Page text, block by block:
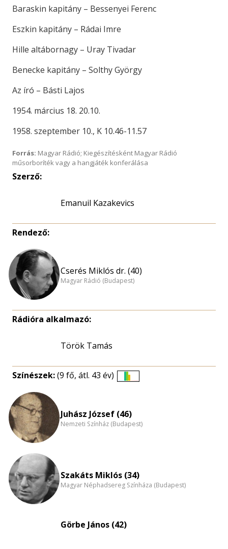
Baraskin kapitány – Bessenyei Ferenc
Eszkin kapitány – Rádai Imre
Hille altábornagy – Uray Tivadar
Benecke kapitány – Solthy György
Az író – Básti Lajos
1954. március 18. 20.10.
1958. szeptember 10., K 10.46-11.57
Forrás: Magyar Rádió; Kiegészítésként Magyar Rádió
műsorboríték vagy a hangjáték konferálása
Szerző:
Emanuil Kazakevics
Rendező:
Cserés Miklós dr. (40)
Magyar Rádió (Budapest)
Rádióra alkalmazó:
Török Tamás
Színészek:(9 fő, átl. 43 év)
nagyítása
Juhász József (46)
Nemzeti Színház (Budapest)
Szakáts Miklós (34)
Magyar Néphadsereg Színháza (Budapest)
Görbe János (42)